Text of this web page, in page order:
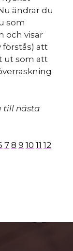
ändrar du
som
och visar
förstås) att
ut som att
till nästa
7 8 9 10 11 12